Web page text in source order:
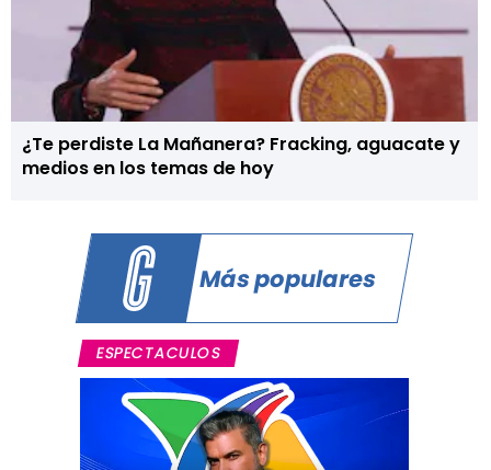
¿Te perdiste La Mañanera? Fracking, aguacate y
medios en los temas de hoy
Más populares
ESPECTACULOS